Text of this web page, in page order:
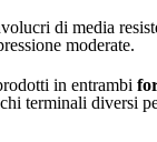
di media
moderate.
in entrambi
terminali diversi